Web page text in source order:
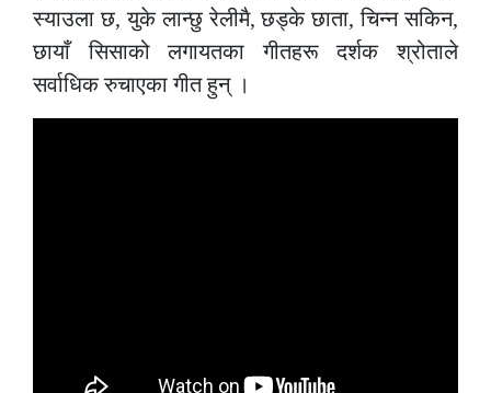
स्याउला छ, युके लान्छु रेलीमै, छड्के छाता, चिन्न सकिन,
छायाँ सिसाको लगायतका गीतहरू दर्शक श्रोताले
सर्वाधिक रुचाएका गीत हुन् ।